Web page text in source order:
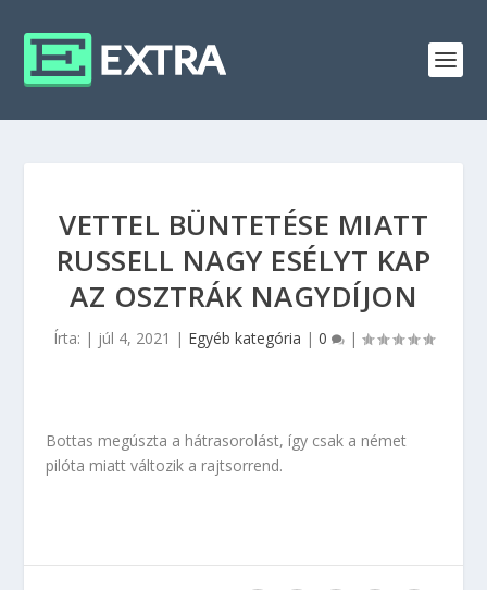
VETTEL BÜNTETÉSE MIATT
RUSSELL NAGY ESÉLYT KAP
AZ OSZTRÁK NAGYDÍJON
Írta: | júl 4, 2021 | Egyéb kategória | 0 |
Bottas megúszta a hátrasorolást, így csak a német
pilóta miatt változik a rajtsorrend.